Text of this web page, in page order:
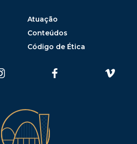
Atuação
Conteúdos
Código de Ética